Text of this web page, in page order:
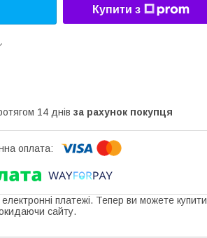
Купити з
14 днів за рахунок покупця
електронні платежі. Тепер ви можете купити
сайту.